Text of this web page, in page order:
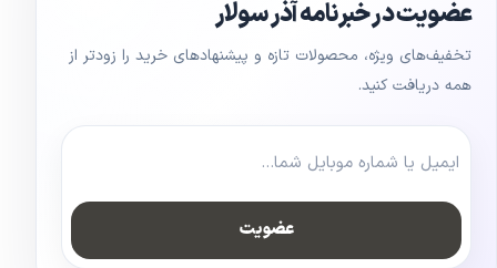
عضویت در خبرنامه آذر سولار
تخفیف‌های ویژه، محصولات تازه و پیشنهادهای خرید را زودتر از
همه دریافت کنید.
عضویت